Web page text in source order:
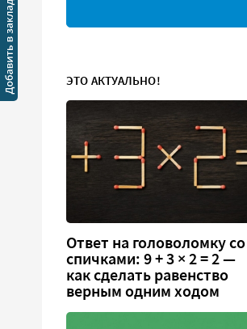
ЭТО АКТУАЛЬНО!
Ответ на головоломку со
спичками: 9 + 3 × 2 = 2 —
как сделать равенство
верным одним ходом